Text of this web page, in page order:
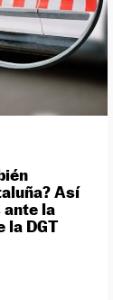
Así
la
la DGT